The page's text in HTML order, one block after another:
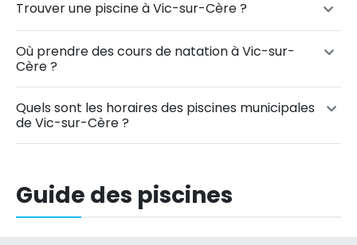
Trouver une piscine à Vic-sur-Cère ?
Où prendre des cours de natation à Vic-sur-
Cère ?
Quels sont les horaires des piscines municipales
de Vic-sur-Cère ?
Guide des piscines